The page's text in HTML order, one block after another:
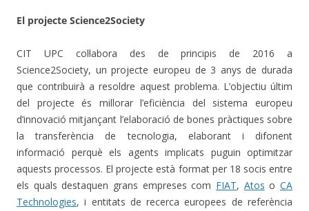
El projecte Science2Society
CIT UPC col·labora des de principis de 2016 a
Science2Society, un projecte europeu de 3 anys de durada
que contribuirà a resoldre aquest problema. L’objectiu últim
del projecte és millorar l’eficiència del sistema europeu
d’innovació mitjançant l’elaboració de bones pràctiques sobre
la transferència de tecnologia, elaborant i difonent
informació perquè els agents implicats puguin optimitzar
aquests processos. El projecte està format per 18 socis entre
els quals destaquen grans empreses com FIAT, Atos oCA
Technologies, i entitats de recerca europees de referència